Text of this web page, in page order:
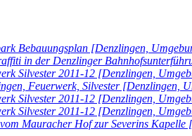
Bebauungsplan [Denzlingen,
in der Denzlinger
Silvester 2011-12 [Denzlingen,
Feuerwerk, Silvester [Denzlingen,
Silvester 2011-12 [Denzlingen,
Silvester 2011-12 [Denzlingen,
vom Mauracher Hof zur Severins